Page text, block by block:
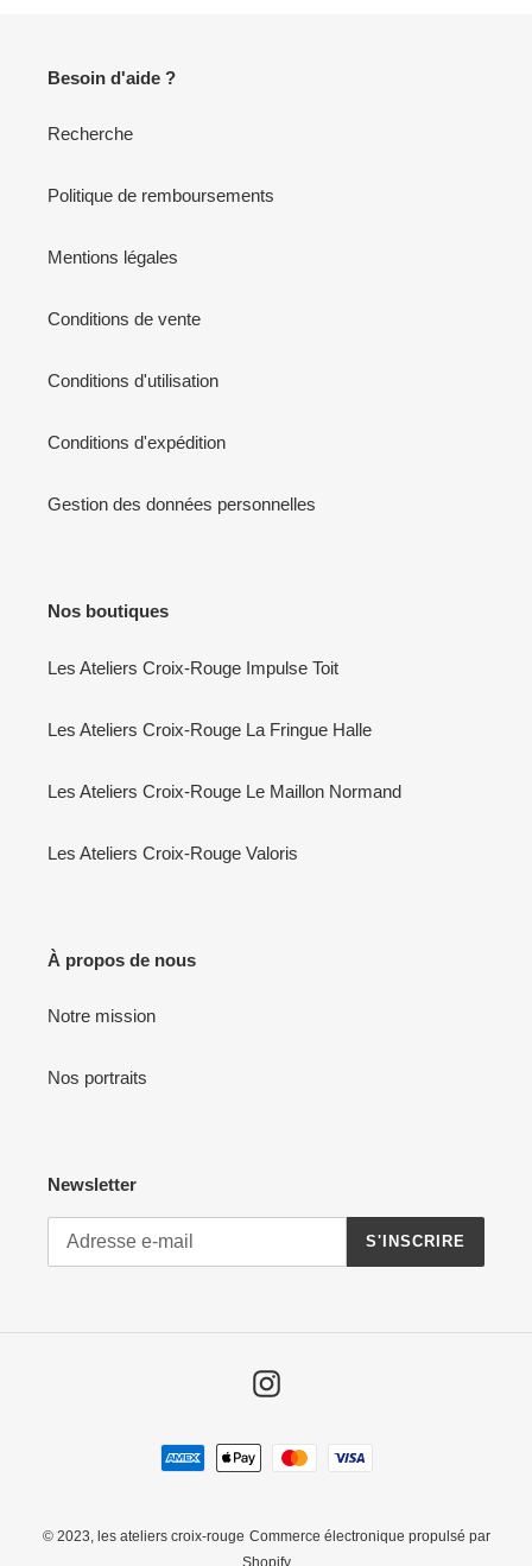
Besoin d'aide ?
Recherche
Politique de remboursements
Mentions légales
Conditions de vente
Conditions d'utilisation
Conditions d'expédition
Gestion des données personnelles
Nos boutiques
Les Ateliers Croix-Rouge Impulse Toit
Les Ateliers Croix-Rouge La Fringue Halle
Les Ateliers Croix-Rouge Le Maillon Normand
Les Ateliers Croix-Rouge Valoris
À propos de nous
Notre mission
Nos portraits
Newsletter
S'INSCRIRE
Instagram
Moyens
de
© 2023, les ateliers croix-rouge Commerce électronique propulsé par
Shopify